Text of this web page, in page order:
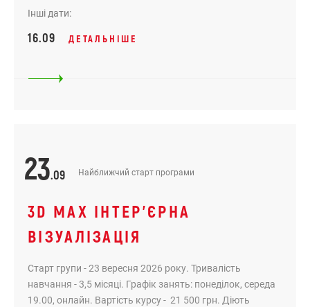
Інші дати:
16.09 ДЕТАЛЬНІШЕ
23.09 Найближчий старт програми
3D MAX ІНТЕР'ЄРНА
ВІЗУАЛІЗАЦІЯ
Старт групи - 23 вересня 2026 року. Тривалість
навчання - 3,5 місяці. Графік занять: понеділок, середа
19.00, онлайн. Вартість курсу - 21 500 грн. Діють